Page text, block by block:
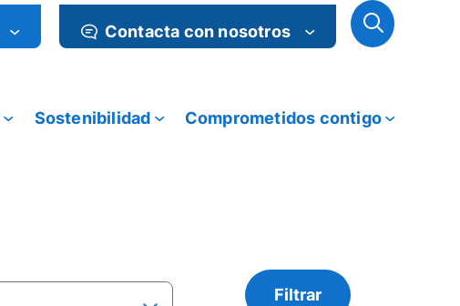
Contacta con nosotros
Sostenibilidad Comprometidos contigo